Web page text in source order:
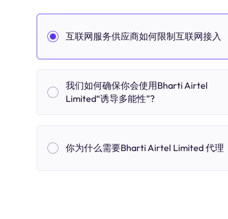
互联网服务供应商如何限制互联网接入
我们如何确保你会使用Bharti Airtel
Limited“诱导多能性”?
你为什么需要Bharti Airtel Limited 代理